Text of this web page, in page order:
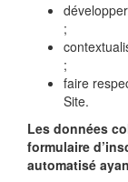
;
;
faire
Site.
Les données
formulaire
automatisé